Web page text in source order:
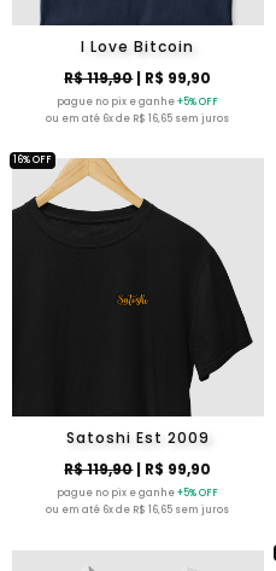
I Love Bitcoin
R$ 119,90| R$ 99,90
pague no pix e ganhe+5% OFF
ou em até 6x de R$ 16,65 sem juros
Satoshi Est 2009
R$ 119,90| R$ 99,90
pague no pix e ganhe+5% OFF
ou em até 6x de R$ 16,65 sem juros
16% OFF